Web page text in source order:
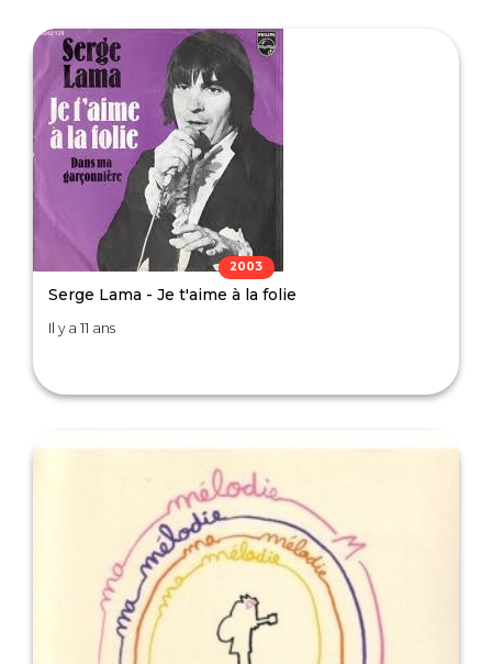
2003
Serge Lama - Je t'aime à la folie
Il y a 11 ans